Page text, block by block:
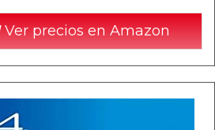
Ver precios en Amazon